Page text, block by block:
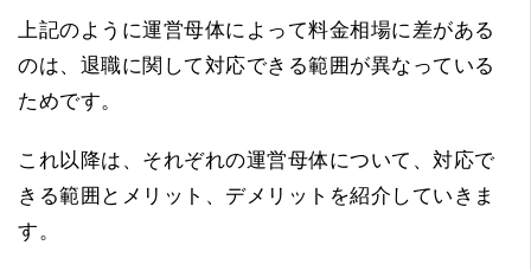
上記のように運営母体によって料金相場に差がある
のは、退職に関して対応できる範囲が異なっている
ためです。
これ以降は、それぞれの運営母体について、対応で
きる範囲とメリット、デメリットを紹介していきま
す。